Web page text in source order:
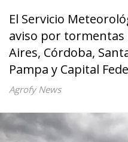
El Servicio
aviso por tormentas
Aires, Córdoba,
Pampa y Capital
Agrofy News